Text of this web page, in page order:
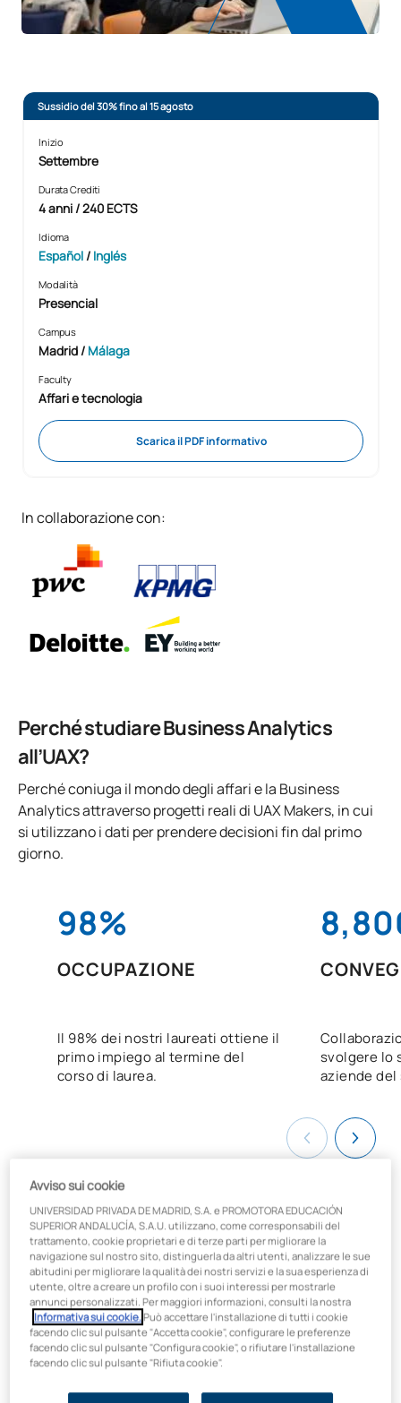
Sussidio del 30% fino al 15 agosto
Inizio
Settembre
Durata Crediti
4 anni / 240 ECTS
Idioma
Español/ Inglés
Modalità
Presencial
Campus
Madrid / Málaga
Faculty
Affari e tecnologia
Scarica il PDF informativo
In collaborazione con:
Perché studiare Business Analytics
all’UAX?
Perché coniuga il mondo degli affari e la Business
Analytics attraverso progetti reali di UAX Makers, in cui
si utilizzano i dati per prendere decisioni fin dal primo
giorno.
98%
OCCUPAZIONE
Il 98% dei nostri laureati ottiene il
primo impiego al termine del
corso di laurea.
svolgere lo
aziende
Cosa imparerai nel corso di
Business Analytics?
Scopri come utilizzare la
tecnologia per avere un impatto
Avviso sui cookie
UNIVERSIDAD PRIVADA DE MADRID, S.A. e PROMOTORA EDUCACIÓN
SUPERIOR ANDALUCÍA, S.A.U. utilizzano, come corresponsabili del
trattamento, cookie proprietari e di terze parti per migliorare la
navigazione sul nostro sito, distinguerla da altri utenti, analizzare le sue
abitudini per migliorare la qualità dei nostri servizi e la sua esperienza di
utente, oltre a creare un profilo con i suoi interessi per mostrarle
annunci personalizzati. Per maggiori informazioni, consulti la nostra
Informativa sui cookie.Può accettare l'installazione di tutti i cookie
facendo clic sul pulsante "Accetta cookie", configurare le preferenze
facendo clic sul pulsante "Configura cookie", o rifiutare l'installazione
facendo clic sul pulsante "Rifiuta cookie".